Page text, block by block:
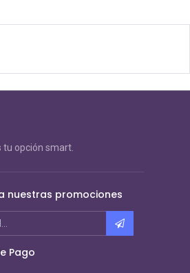
opción smart.
nuestras promociones
Pago